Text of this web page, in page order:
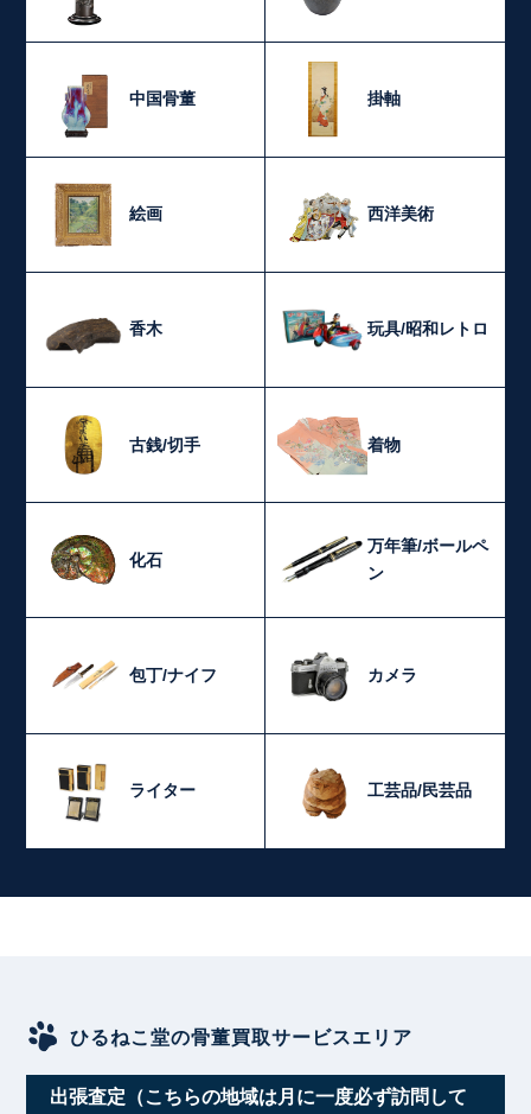
中国骨董 掛軸
絵画 西洋美術
香木 玩具/昭和レトロ
古銭/切手 着物
化石
万年筆/ボールペ
ン
包丁/ナイフ カメラ
ライター 工芸品/民芸品
ひるねこ堂の骨董買取サービスエリア
出張査定（こちらの地域は月に一度必ず訪問して